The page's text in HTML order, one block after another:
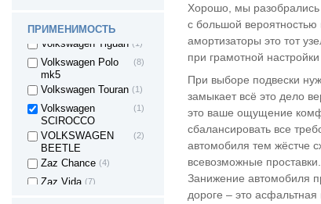
ПРИМЕНИМОСТЬ
Volkswagen Polo
Volkswagen Tiguan (1)
Volkswagen Polo
mk5
(8)
Volkswagen Touran (1)
Volkswagen
SCIROCCO
(1)
VOLKSWAGEN
BEETLE
(2)
Zaz Chance (4)
Zaz Vida (7)
Хорошо, мы разобрались
с большой вероятностью
амортизаторы это тот
при грамотной
При выборе подвески
замыкает всё это дело
это ваше ощущение
сбалансировать все
автомобиля тем жёстче
всевозможные проставки.
Занижение автомобиля
дороге – это асфальтная